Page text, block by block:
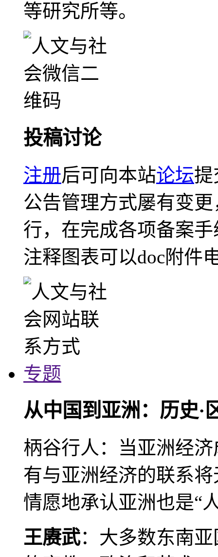
等研究所等。
投稿讨论
注册后可向本站论坛提
公告管理方式屡有变
行，在完成各项备案
注释图表可以doc附件
专题
从中国到亚洲：历史·
柄谷行人：当亚洲经
有与亚洲经济的联系
情愿地承认亚洲也是“
王赓武：大多数东南